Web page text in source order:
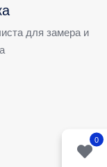
0
для замера и